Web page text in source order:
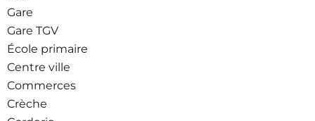
Gare
Gare TGV
École primaire
Centre ville
Commerces
Crèche